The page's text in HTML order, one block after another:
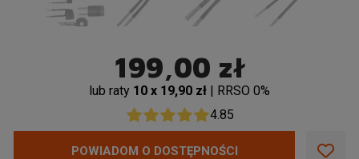
199,00 zł
lub raty 10 x 19,90 zł | RRSO 0%
4.85
POWIADOM O DOSTĘPNOŚCI